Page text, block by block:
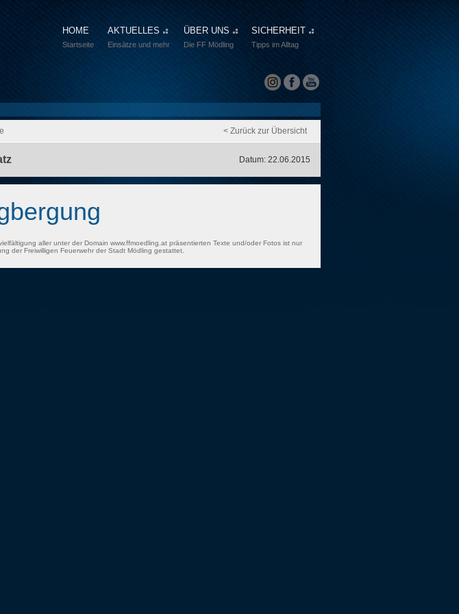
HOME
Startseite
AKTUELLES
Einsätze und mehr
ÜBER UNS
Die FF Mödling
SICHERHEIT
Tipps im Alltag
< Zurück zur Übersicht
Datum: 22.06.2015
aller unter der Domain www.ffmoedling.at präsentierten Texte und/oder Fotos ist nur
der Freiwilligen Feuerwehr der Stadt Mödling gestattet.